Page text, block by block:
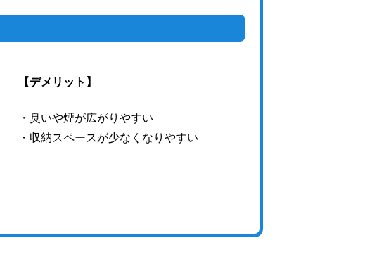
【デメリット】
・臭いや煙が広がりやすい
・収納スペースが少なくなりやすい